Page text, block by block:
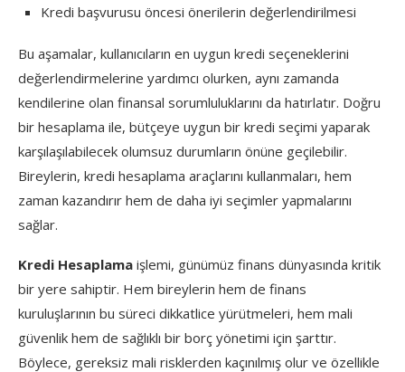
Kredi başvurusu öncesi önerilerin değerlendirilmesi
Bu aşamalar, kullanıcıların en uygun kredi seçeneklerini
değerlendirmelerine yardımcı olurken, aynı zamanda
kendilerine olan finansal sorumluluklarını da hatırlatır. Doğru
bir hesaplama ile, bütçeye uygun bir kredi seçimi yaparak
karşılaşılabilecek olumsuz durumların önüne geçilebilir.
Bireylerin, kredi hesaplama araçlarını kullanmaları, hem
zaman kazandırır hem de daha iyi seçimler yapmalarını
sağlar.
Kredi Hesaplama işlemi, günümüz finans dünyasında kritik
bir yere sahiptir. Hem bireylerin hem de finans
kuruluşlarının bu süreci dikkatlice yürütmeleri, hem mali
güvenlik hem de sağlıklı bir borç yönetimi için şarttır.
Böylece, gereksiz mali risklerden kaçınılmış olur ve özellikle